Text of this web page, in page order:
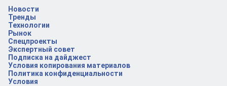
Новости
Тренды
Технологии
Рынок
Спецпроекты
Экспертный совет
Подписка на дайджест
Условия копирования материалов
Политика конфиденциальности
Условия